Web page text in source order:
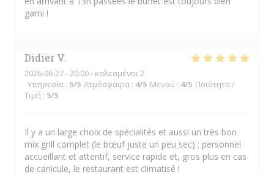
garni !
Didier V
2026-06-27- 20:00 - καλεσμένοι 2
Υπηρεσία : 5/5 Ατμόσφαιρα : 4/5 Μενού : 4/5 Ποιότητα /
Τιμή : 5/5
Il y a un large choix de spécialités et aussi un très bon
mix grill complet (le bœuf juste un peu sec) ; personnel
accueillant et attentif, service rapide et, gros plus en cas
de canicule, le restaurant est climatisé !